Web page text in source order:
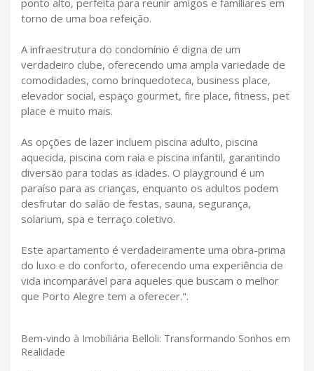
ponto alto, perfeita para reunir amigos e familiares em
torno de uma boa refeição.
A infraestrutura do condomínio é digna de um
verdadeiro clube, oferecendo uma ampla variedade de
comodidades, como brinquedoteca, business place,
elevador social, espaço gourmet, fire place, fitness, pet
place e muito mais.
As opções de lazer incluem piscina adulto, piscina
aquecida, piscina com raia e piscina infantil, garantindo
diversão para todas as idades. O playground é um
paraíso para as crianças, enquanto os adultos podem
desfrutar do salão de festas, sauna, segurança,
solarium, spa e terraço coletivo.
Este apartamento é verdadeiramente uma obra-prima
do luxo e do conforto, oferecendo uma experiência de
vida incomparável para aqueles que buscam o melhor
que Porto Alegre tem a oferecer.".
Bem-vindo à Imobiliária Belloli: Transformando Sonhos em
Realidade